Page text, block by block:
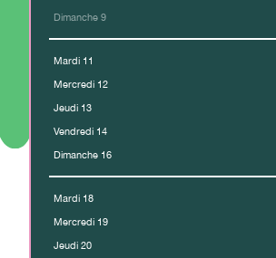
Dimanche 9
Mardi 11
Mercredi 12
Jeudi 13
Vendredi 14
Dimanche 16
Mardi 18
Mercredi 19
Jeudi 20